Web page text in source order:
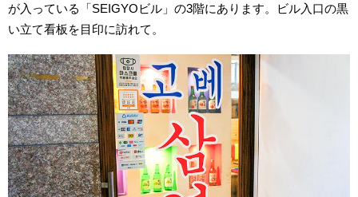
が入っている「SEIGYOビル」の3階にあります。ビル入口の黒
い立て看板を目印に訪れて。